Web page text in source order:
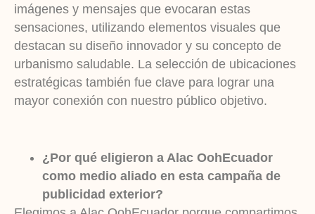
imágenes y mensajes que evocaran estas
sensaciones, utilizando elementos visuales que
destacan su diseño innovador y su concepto de
urbanismo saludable. La selección de ubicaciones
estratégicas también fue clave para lograr una
mayor conexión con nuestro público objetivo.
¿Por qué eligieron a Alac OohEcuador
como medio aliado en esta campaña de
publicidad exterior?